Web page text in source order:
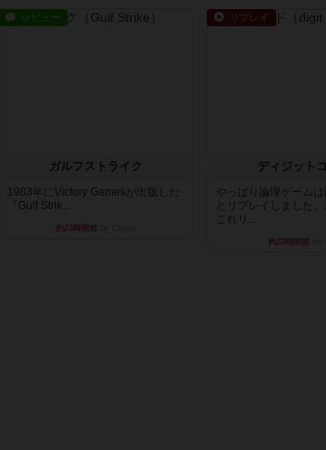
レビュー
ガルフストライク
1983年にVictory Gamesが出版した
『Gulf Strik...
約23時間前
リプレイ
ディジット
やっぱり論理ゲーム
とリプレイしました。
これリ...
約23時間前